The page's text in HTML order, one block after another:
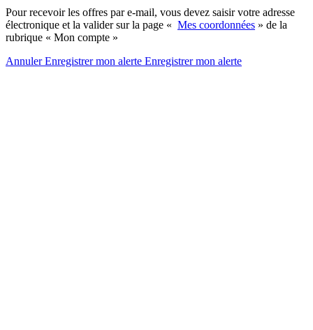
Pour recevoir les offres par e-mail, vous devez saisir votre adresse
électronique et la valider sur la page « Mes coordonnées » de la
rubrique « Mon compte »
AnnulerEnregistrer mon alerte Enregistrermon alerte